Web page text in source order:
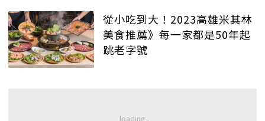
從小吃到大！2023高雄米其林
美食推薦》每一家都是50年起
跳老字號